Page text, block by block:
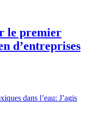
le premier
d’entreprises
dans l’eau: J’agis